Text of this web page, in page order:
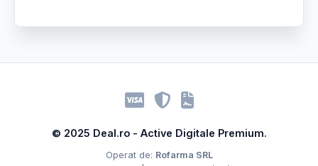
© 2025 Deal.ro - Active Digitale Premium.
Operat de: Rofarma SRL